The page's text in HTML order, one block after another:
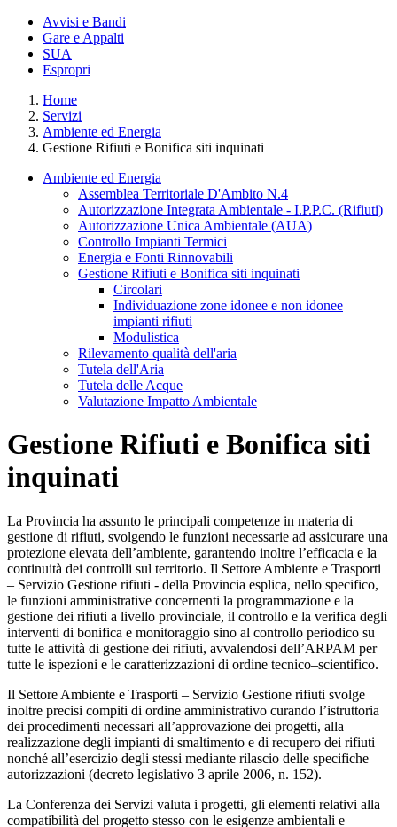
Avvisi e Bandi
Gare e Appalti
SUA
Espropri
Home
Servizi
Ambiente ed Energia
Gestione Rifiuti e Bonifica siti inquinati
Ambiente ed Energia
Assemblea Territoriale D'Ambito N.4
Autorizzazione Integrata Ambientale - I.P.P.C. (Rifiuti)
Autorizzazione Unica Ambientale (AUA)
Controllo Impianti Termici
Energia e Fonti Rinnovabili
Gestione Rifiuti e Bonifica siti inquinati
Circolari
Individuazione zone idonee e non idonee
impianti rifiuti
Modulistica
Rilevamento qualità dell'aria
Tutela dell'Aria
Tutela delle Acque
Valutazione Impatto Ambientale
Gestione Rifiuti e Bonifica siti
inquinati
La Provincia ha assunto le principali competenze in materia di
gestione di rifiuti, svolgendo le funzioni necessarie ad assicurare una
protezione elevata dell’ambiente, garantendo inoltre l’efficacia e la
continuità dei controlli sul territorio. Il Settore Ambiente e Trasporti
– Servizio Gestione rifiuti - della Provincia esplica, nello specifico,
le funzioni amministrative concernenti la programmazione e la
gestione dei rifiuti a livello provinciale, il controllo e la verifica degli
interventi di bonifica e monitoraggio sino al controllo periodico su
tutte le attività di gestione dei rifiuti, avvalendosi dell’ARPAM per
tutte le ispezioni e le caratterizzazioni di ordine tecnico–scientifico.
Il Settore Ambiente e Trasporti – Servizio Gestione rifiuti svolge
inoltre precisi compiti di ordine amministrativo curando l’istruttoria
dei procedimenti necessari all’approvazione dei progetti, alla
realizzazione degli impianti di smaltimento e di recupero dei rifiuti
nonché all’esercizio degli stessi mediante rilascio delle specifiche
autorizzazioni (decreto legislativo 3 aprile 2006, n. 152).
La Conferenza dei Servizi valuta i progetti, gli elementi relativi alla
compatibilità del progetto stesso con le esigenze ambientali e